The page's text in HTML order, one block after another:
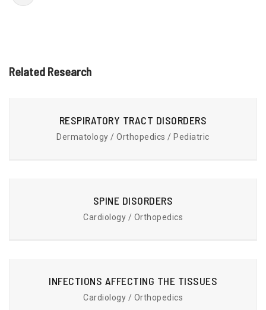
Related Research
RESPIRATORY TRACT DISORDERS
Dermatology / Orthopedics / Pediatric
SPINE DISORDERS
Cardiology / Orthopedics
INFECTIONS AFFECTING THE TISSUES
Cardiology / Orthopedics